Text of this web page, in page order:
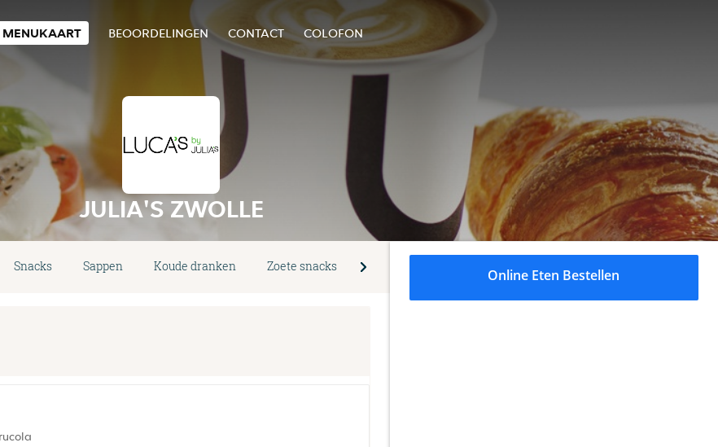
MENUKAART BEOORDELINGEN CONTACT COLOFON
JULIA'S ZWOLLE
Snacks Sappen Koude dranken Zoete snacks
Online Eten Bestellen